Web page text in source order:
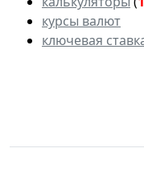
курсы валют
ключевая